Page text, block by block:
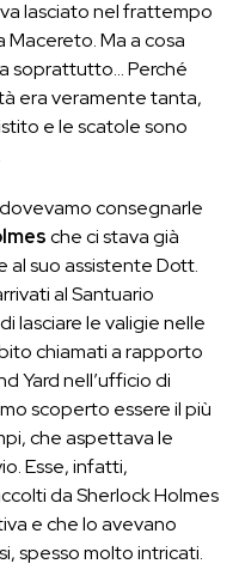
lasciato nel frattempo
Ma a cosa
soprattutto… Perché
era veramente tanta,
e le scatole sono
consegnarle
che ci stava già
al suo assistente Dott.
al Santuario
lasciare le valigie nelle
chiamati a rapporto
Yard nell’ufficio di
scoperto essere il più
che aspettava le
Esse, infatti,
da Sherlock Holmes
e che lo avevano
spesso molto intricati.